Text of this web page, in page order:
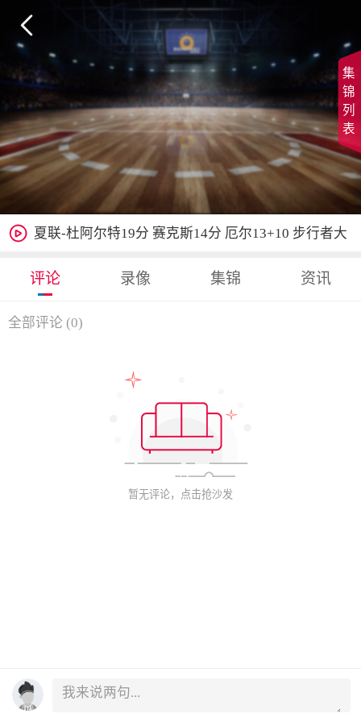

集
锦
列
表
 夏联-杜阿尔特19分 赛克斯14分 厄尔13+10 步行者大
胜雷霆
评论 录像 集锦 资讯
全部评论 (0)
暂无评论，点击抢沙发